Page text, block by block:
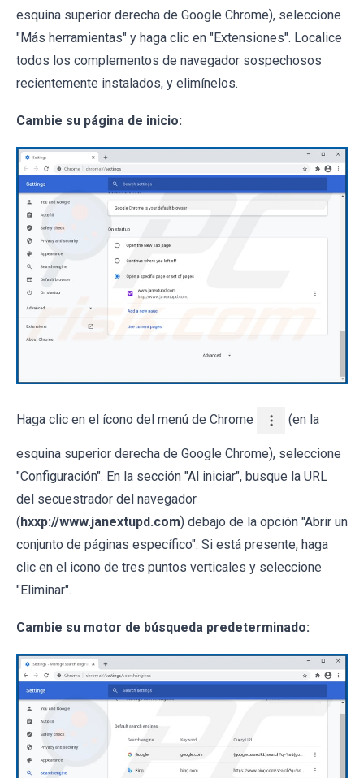
esquina superior derecha de Google Chrome), seleccione
"Más herramientas" y haga clic en "Extensiones". Localice
todos los complementos de navegador sospechosos
recientemente instalados, y elimínelos.
Cambie su página de inicio:
Haga clic en el ícono del menú de Chrome (en la
esquina superior derecha de Google Chrome), seleccione
"Configuración". En la sección "Al iniciar", busque la URL
del secuestrador del navegador
(hxxp://www.janextupd.com) debajo de la opción "Abrir un
conjunto de páginas específico". Si está presente, haga
clic en el icono de tres puntos verticales y seleccione
"Eliminar".
Cambie su motor de búsqueda predeterminado: